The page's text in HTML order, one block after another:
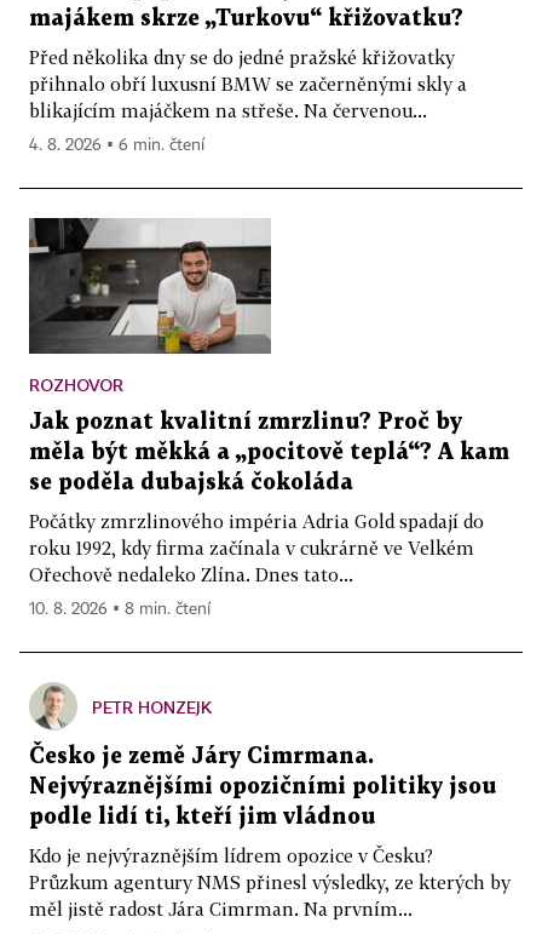
majákem skrze „Turkovu“ křižovatku?
Před několika dny se do jedné pražské křižovatky
přihnalo obří luxusní BMW se začerněnými skly a
blikajícím majáčkem na střeše. Na červenou...
4. 8. 2026 ▪ 6 min. čtení
ROZHOVOR
Jak poznat kvalitní zmrzlinu? Proč by
měla být měkká a „pocitově teplá“? A kam
se poděla dubajská čokoláda
Počátky zmrzlinového impéria Adria Gold spadají do
roku 1992, kdy firma začínala v cukrárně ve Velkém
Ořechově nedaleko Zlína. Dnes tato...
10. 8. 2026 ▪ 8 min. čtení
PETR HONZEJK
Česko je země Járy Cimrmana.
Nejvýraznějšími opozičními politiky jsou
podle lidí ti, kteří jim vládnou
Kdo je nejvýraznějším lídrem opozice v Česku?
Průzkum agentury NMS přinesl výsledky, ze kterých by
měl jistě radost Jára Cimrman. Na prvním...